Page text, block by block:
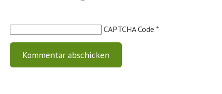
CAPTCHA Code *